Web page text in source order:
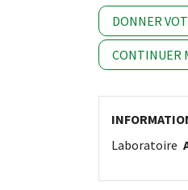
DONNER
CONTINUER
Laboratoire